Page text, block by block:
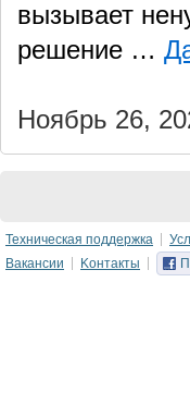
вызывает
решение …
Ноябрь 26,
Техническая поддержка
Вакансии
Kонтакты